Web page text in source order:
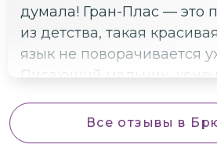
думала! Гран-Плас — это
из детства, такая
язык не поворачивается
Писающий мальчик,
Ещё понравился
музейный квартал. И да,
Все отзывы в